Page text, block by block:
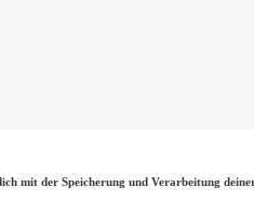
mit der Speicherung und Verarbeitung